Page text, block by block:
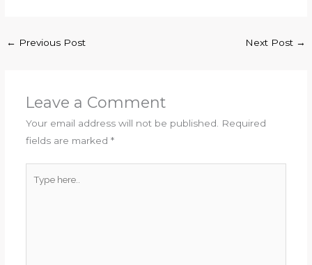
← Previous Post Next Post →
Leave a Comment
Your email address will not be published.
Required
fields are marked *
here..